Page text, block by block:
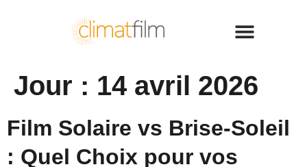
Jour : 14 avril 2026
Film Solaire vs Brise-Soleil
: Quel Choix pour vos